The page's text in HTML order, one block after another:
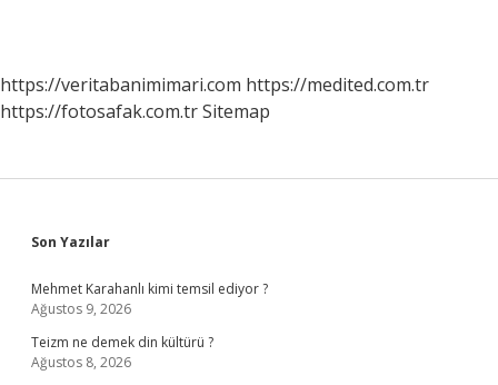
https://veritabanimimari.com https://medited.com.tr
https://fotosafak.com.trSitemap
Sidebar
Son Yazılar
Mehmet Karahanlı kimi temsil ediyor ?
Ağustos 9, 2026
Teizm ne demek din kültürü ?
Ağustos 8, 2026